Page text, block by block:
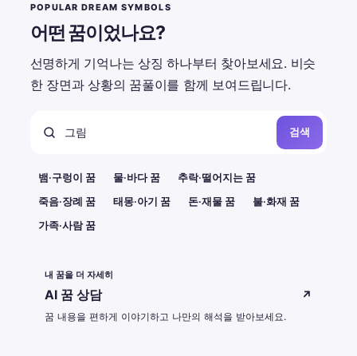
POPULAR DREAM SYMBOLS
어떤 꿈이었나요?
선명하게 기억나는 상징 하나부터 찾아보세요. 비슷
한 장면과 상황의 꿈풀이를 함께 보여드립니다.
검색
뱀·구렁이 꿈 물·바다 꿈
추락·떨어지는 꿈
죽음·장례 꿈
태몽·아기 꿈 돈·재물 꿈
불·화재 꿈
가족·사람 꿈
내 꿈을 더 자세히
AI 꿈 상담 ↗
꿈 내용을 편하게 이야기하고 나만의 해석을 받아보세요.